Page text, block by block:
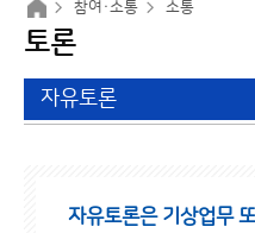
참여·소통 소통
토론
자유토론
자유토론은 기상업무